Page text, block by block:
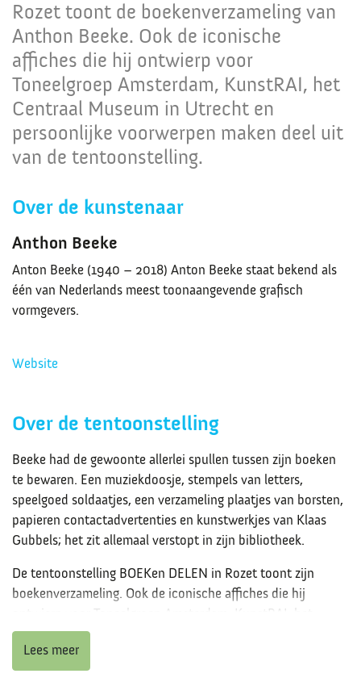
Rozet toont de boekenverzameling van
Anthon Beeke. Ook de iconische
affiches die hij ontwierp voor
Toneelgroep Amsterdam, KunstRAI, het
Centraal Museum in Utrecht en
persoonlijke voorwerpen maken deel uit
van de tentoonstelling.
Over de kunstenaar
Anthon Beeke
Anton Beeke (1940 – 2018) Anton Beeke staat bekend als
één van Nederlands meest toonaangevende grafisch
vormgevers.
Website
Over de tentoonstelling
Beeke had de gewoonte allerlei spullen tussen zijn boeken
te bewaren. Een muziekdoosje, stempels van letters,
speelgoed soldaatjes, een verzameling plaatjes van borsten,
papieren contactadvertenties en kunstwerkjes van Klaas
Gubbels; het zit allemaal verstopt in zijn bibliotheek.
De tentoonstelling BOEKen DELEN in Rozet toont zijn
boekenverzameling. Ook de iconische affiches die hij
Centraal Museum in Utrecht en persoonlijke voorwerpen
maken deel uit van de tentoonstelling. Hij richtte musea in
en maakte tentoonstellingen, boeken, tijdschriften,
Lees meer